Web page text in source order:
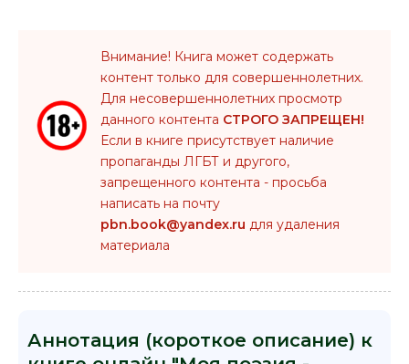
Внимание! Книга может содержать
контент только для совершеннолетних.
Для несовершеннолетних просмотр
данного контента СТРОГО ЗАПРЕЩЕН!
Если в книге присутствует наличие
пропаганды ЛГБТ и другого,
запрещенного контента - просьба
написать на почту
pbn.book@yandex.ru для удаления
материала
Аннотация (короткое описание) к